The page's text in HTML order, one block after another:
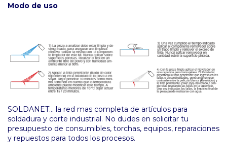
Modo de uso
SOLDANET... la red mas completa de artículos para
soldadura y corte industrial. No dudes en solicitar tu
presupuesto de consumibles, torchas, equipos, reparaciones
y repuestos para todos los procesos.